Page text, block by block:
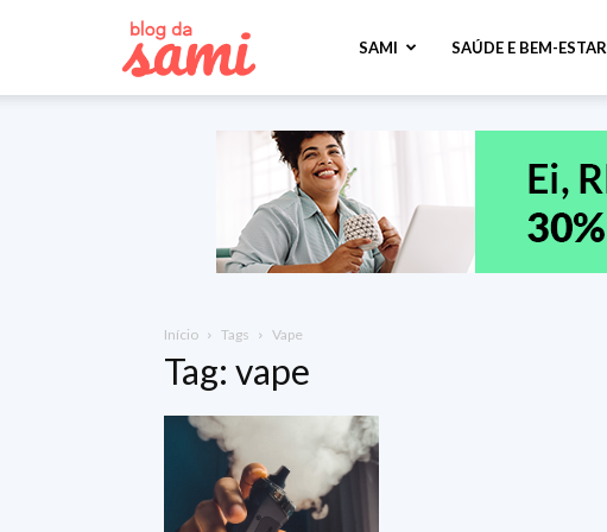
Saúde
SAMI SAÚDE E BEM-ESTAR
Início Tags Vape
Tag: vape